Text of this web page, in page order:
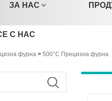
ЗА НАС
С НАС
фурна > 500°C Прецизна фурна